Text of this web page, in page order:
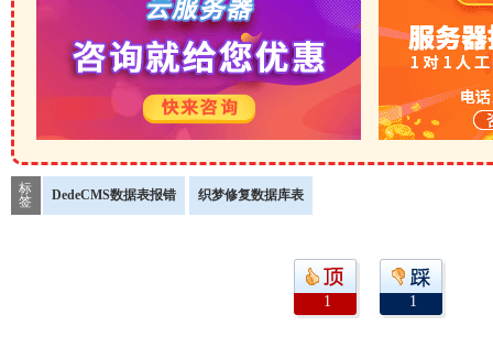
标
签
DedeCMS数据表报错 织梦修复数据库表
1 1